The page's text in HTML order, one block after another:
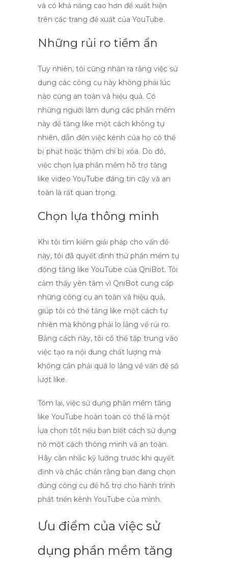
và có khả năng cao hơn để xuất hiện
trên các trang đề xuất của YouTube.
Những rủi ro tiềm ẩn
Tuy nhiên, tôi cũng nhận ra rằng việc sử
dụng các công cụ này không phải lúc
nào cũng an toàn và hiệu quả. Có
những người làm dụng các phần mềm
này để tăng like một cách không tự
nhiên, dẫn đến việc kênh của họ có thể
bị phạt hoặc thậm chí bị xóa. Do đó,
việc chọn lựa phần mềm hỗ trợ tăng
like video YouTube đáng tin cậy và an
toàn là rất quan trọng.
Chọn lựa thông minh
Khi tôi tìm kiếm giải pháp cho vấn đề
này, tôi đã quyết định thử phần mềm tự
động tăng like YouTube của QniBot. Tôi
cảm thấy yên tâm vì QniBot cung cấp
những công cụ an toàn và hiệu quả,
giúp tôi có thể tăng like một cách tự
nhiên mà không phải lo lắng về rủi ro.
Bằng cách này, tôi có thể tập trung vào
việc tạo ra nội dung chất lượng mà
không cần phải quá lo lắng về vấn đề số
lượt like.
Tóm lại, việc sử dụng phần mềm tăng
like YouTube hoàn toàn có thể là một
lựa chọn tốt nếu bạn biết cách sử dụng
nó một cách thông minh và an toàn.
Hãy cân nhắc kỹ lưỡng trước khi quyết
định và chắc chắn rằng bạn đang chọn
đúng công cụ để hỗ trợ cho hành trình
phát triển kênh YouTube của mình.
Ưu điểm của việc sử
dụng phần mềm tăng